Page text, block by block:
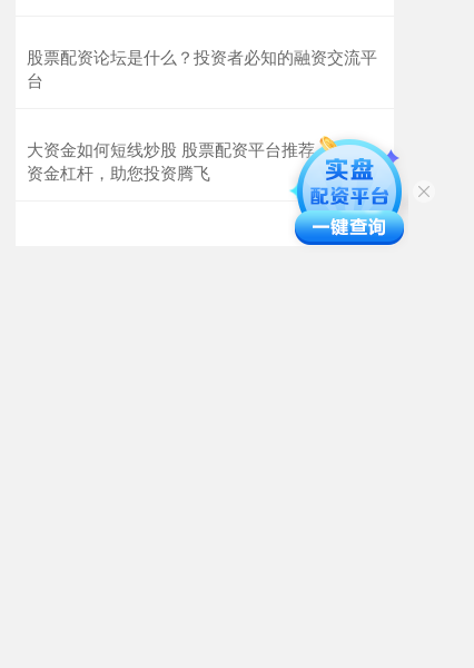
股票配资论坛是什么？投资者必知的融资交流平
台
大资金如何短线炒股 股票配资平台推荐：解锁
资金杠杆，助您投资腾飞